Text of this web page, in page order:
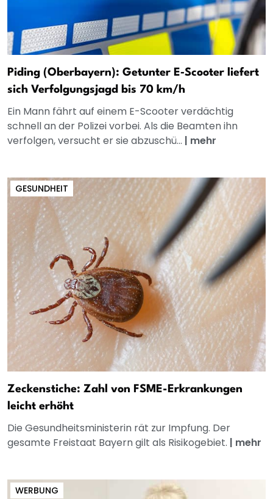
Piding (Oberbayern): Getunter E‑Scooter liefert
sich Verfolgungsjagd bis 70 km/h
Ein Mann fährt auf einem E-Scooter verdächtig
schnell an der Polizei vorbei. Als die Beamten ihn
verfolgen, versucht er sie abzuschü... | mehr
GESUNDHEIT
Zeckenstiche: Zahl von FSME-Erkrankungen
leicht erhöht
Die Gesundheitsministerin rät zur Impfung. Der
gesamte Freistaat Bayern gilt als Risikogebiet. | mehr
WERBUNG